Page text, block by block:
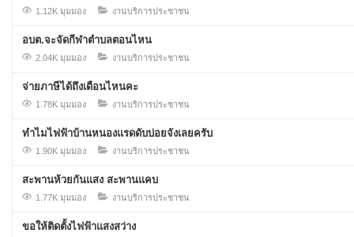
1.12K มุมมอง งานบริการประชาชน
อบต.จะจัดกีฬาตำบลตอนไหน
2.04K มุมมอง งานบริการประชาชน
จ่ายภาษีได้ถึงเดือนไหนคะ
1.78K มุมมอง งานบริการประชาชน
ทำไมไฟฟ้าบ้านหนองแรดดับบ่อยจังเลยครับ
1.90K มุมมอง งานบริการประชาชน
สะพานห้วยกันแสง สะพานแคบ
1.77K มุมมอง งานบริการประชาชน
ขอให้ติดตั้งไฟฟ้าแสงสว่าง